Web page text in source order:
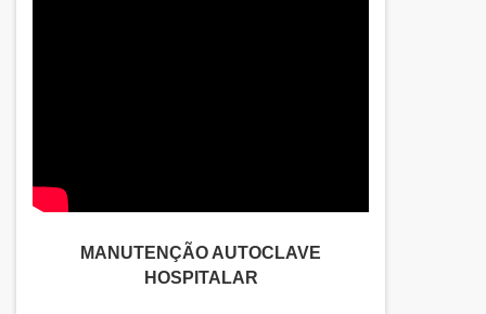
MANUTENÇÃO AUTOCLAVE
HOSPITALAR